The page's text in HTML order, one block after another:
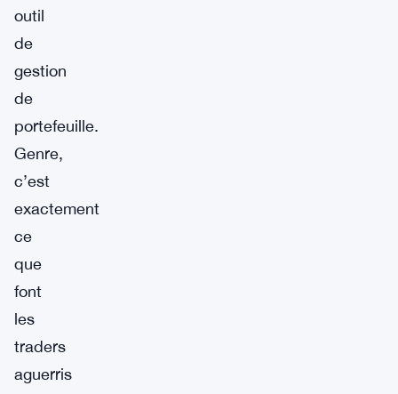
outil
de
gestion
de
portefeuille.
Genre,
c’est
exactement
ce
que
font
les
traders
aguerris